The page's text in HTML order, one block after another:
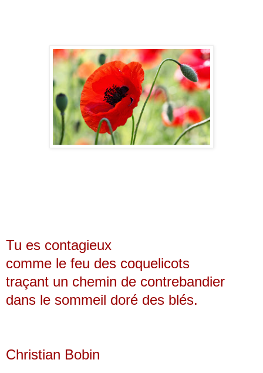
Tu es contagieux
comme le feu des coquelicots
traçant un chemin de contrebandier
dans le sommeil doré des blés.
Christian Bobin